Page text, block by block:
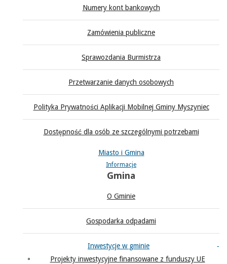
Numery kont bankowych
Zamówienia publiczne
Sprawozdania Burmistrza
Przetwarzanie danych osobowych
Polityka Prywatności Aplikacji Mobilnej Gminy Myszyniec
Dostępność dla osób ze szczególnymi potrzebami
Miasto i Gmina
Informacje
Gmina
O Gminie
Gospodarka odpadami
Inwestycje w gminie
Projekty inwestycyjne finansowane z funduszy UE